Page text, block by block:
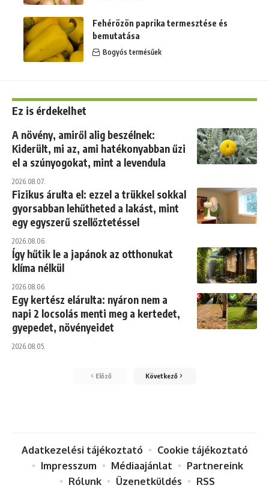
Fehérözön paprika termesztése és
bemutatása
Bogyós termésűek
Ez is érdekelhet
A növény, amiről alig beszélnek:
Kiderült, mi az, ami hatékonyabban űzi
el a szúnyogokat, mint a levendula
2026.08.07.
Fizikus árulta el: ezzel a trükkel sokkal
gyorsabban lehűtheted a lakást, mint
egy egyszerű szellőztetéssel
2026.08.06.
Így hűtik le a japánok az otthonukat
klíma nélkül
2026.08.06.
Egy kertész elárulta: nyáron nem a
napi 2 locsolás menti meg a kertedet,
gyepedet, növényeidet
2026.08.05.
Előző Következő
Adatkezelési tájékoztató
Cookie tájékoztató
Impresszum
Médiaajánlat
Partnereink
Rólunk
Üzenetküldés RSS